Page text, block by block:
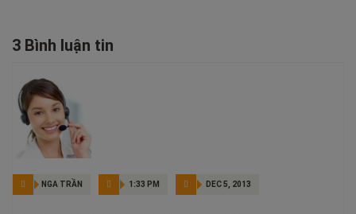
3 Bình luận tin
NGA TRẦN 1:33 PM DEC 5, 2013